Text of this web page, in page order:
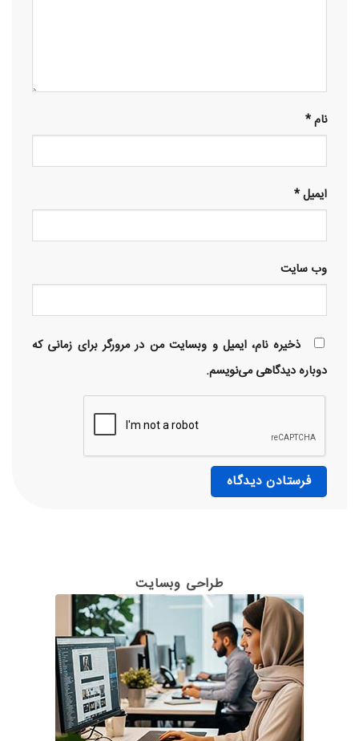
نام*
ایمیل*
وب‌ سایت
ذخیره نام، ایمیل و وبسایت من در مرورگر برای زمانی که
دوباره دیدگاهی می‌نویسم.
طراحی وبسایت